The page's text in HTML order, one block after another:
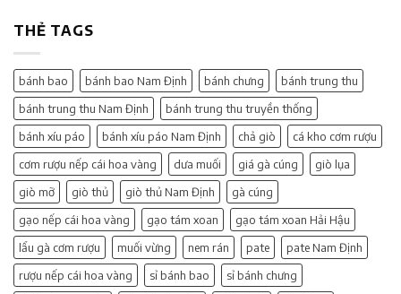
THẺ TAGS
bánh bao bánh bao Nam Định bánh chưng
bánh trung thu
bánh trung thu Nam Định
bánh trung thu truyền thống
bánh xíu páo
bánh xíu páo Nam Định chả giò
cá kho cơm rượu
cơm rượu nếp cái hoa vàng
dưa muối giá gà cúng
giò lụa
giò mỡ
giò thủ giò thủ Nam Định
gà cúng
gạo nếp cái hoa vàng
gạo tám xoan
gạo tám xoan Hải Hậu
lẩu gà cơm rượu
muối vừng nem rán pate
pate Nam Định
rượu nếp cái hoa vàng
sỉ bánh bao
sỉ bánh chưng